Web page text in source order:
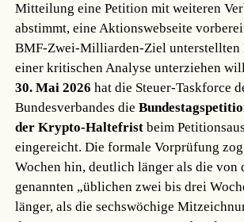
Mitteilung eine Petition mit weiteren
abstimmt, eine Aktionswebseite
BMF-Zwei-Milliarden-Ziel unterstellten
einer kritischen Analyse unterziehen
30. Mai 2026 hat die Steuer-Taskforce
Bundesverbandes die
der Krypto-Haltefrist beim
eingereicht. Die formale Vorprüfung
Wochen hin, deutlich länger als die von
genannten „üblichen zwei bis drei
länger, als die sechswöchige